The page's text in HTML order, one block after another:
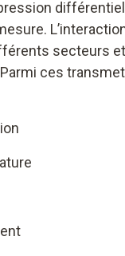
secteurs
ces